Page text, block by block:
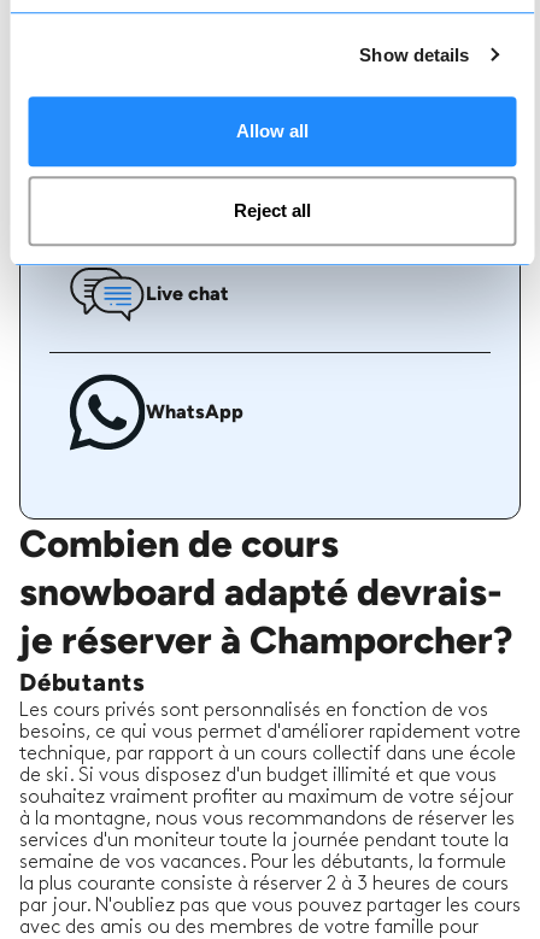
Show details
Allow all
Reject all
Appelez-nous
Live chat
WhatsApp
Combien de cours
snowboard adapté devrais-
je réserver à Champorcher?
Débutants
Les cours privés sont personnalisés en fonction de vos
besoins, ce qui vous permet d'améliorer rapidement votre
technique, par rapport à un cours collectif dans une école
de ski. Si vous disposez d'un budget illimité et que vous
souhaitez vraiment profiter au maximum de votre séjour
à la montagne, nous vous recommandons de réserver les
services d'un moniteur toute la journée pendant toute la
semaine de vos vacances. Pour les débutants, la formule
la plus courante consiste à réserver 2 à 3 heures de cours
par jour. N'oubliez pas que vous pouvez partager les cours
avec des amis ou des membres de votre famille pour